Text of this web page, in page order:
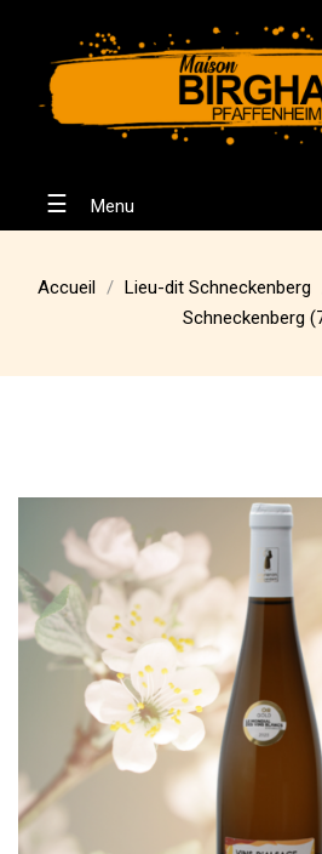
Basculer
la
☰
Accueil Lieu-dit Schneckenberg
Schneckenberg